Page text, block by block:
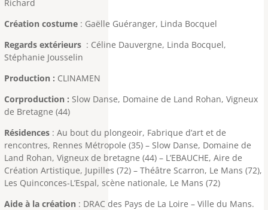
Richard
Création costume : Gaëlle Guéranger, Linda Bocquel
Regards extérieurs : Céline Dauvergne, Linda Bocquel,
Stéphanie Jousselin
Production : CLINAMEN
Corproduction : Slow Danse, Domaine de Land Rohan, Vigneux
de Bretagne (44)
Résidences : Au bout du plongeoir, Fabrique d’art et de
rencontres, Rennes Métropole (35) – Slow Danse, Domaine de
Land Rohan, Vigneux de bretagne (44) – L’EBAUCHE, Aire de
Création Artistique, Jupilles (72) – Théâtre Scarron, Le Mans (72),
Les Quinconces-L’Espal, scène nationale, Le Mans (72)
Aide à la création : DRAC des Pays de La Loire – Ville du Mans.